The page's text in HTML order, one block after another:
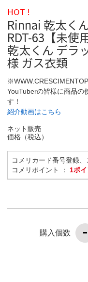
HOT !
Rinnai 乾太く
RDT-63【未使
乾太くん デラ
様 ガス衣類
YouTuberの皆様に商品の
す！
紹介動画はこちら
ネット販売
価格（税込）
コメリカード番号登録
コメリポイント ： 1ポ
購入個数